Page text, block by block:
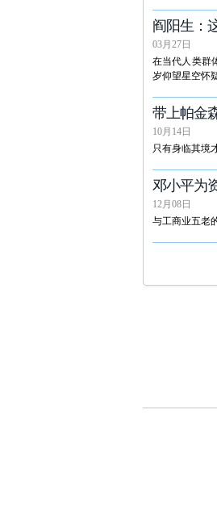
阎阳生：
03月27日
在当代人类群
岁仰望星空
带上帕金
10月14日
只有身临其境
邓小平为
12月08日
与工商业五老